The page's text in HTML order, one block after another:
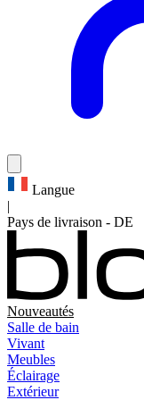
Langue
|
Pays de livraison - DE
Nouveautés
Salle de bain
Vivant
Meubles
Éclairage
Extérieur